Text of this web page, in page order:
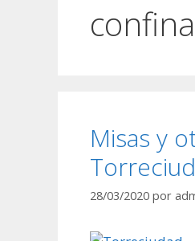
Misas y
28/03/2020 por